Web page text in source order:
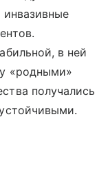
в ней
«родными»
получались